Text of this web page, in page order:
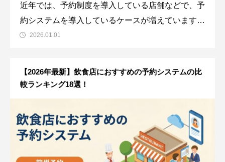
近年では、予約制度を導入している店舗などで、予
約システムを導入しているケースが増えています。
予約システムとは、ネットから予約を受け付けるこ
利用されています。この予約システムには、利
2026.01.01
【2026年最新】飲食店におすすめの予約システムの比
較ランキング18選！